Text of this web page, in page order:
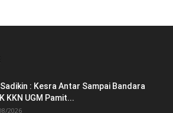
: Kesra Antar Sampai Bandara
KKN UGM Pamit...
2026